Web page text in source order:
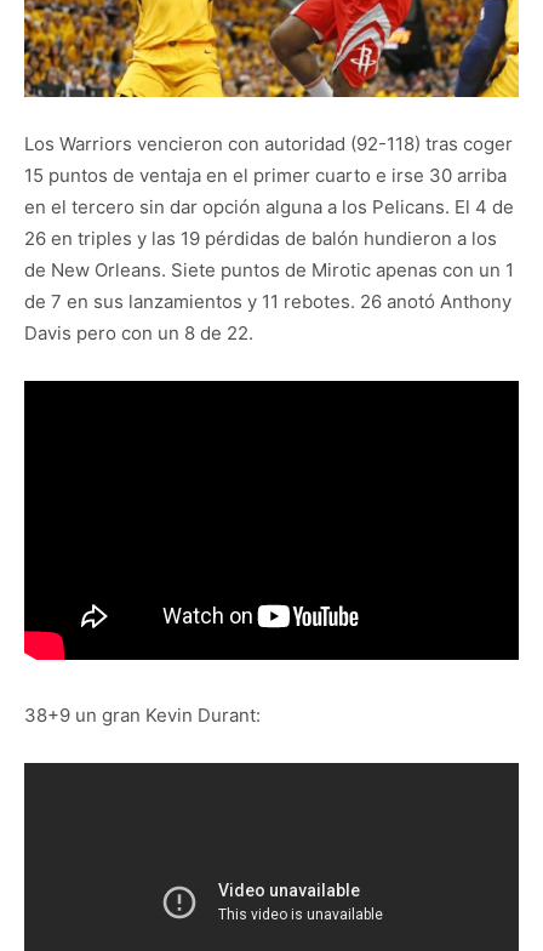
Los Warriors vencieron con autoridad (92-118) tras coger
15 puntos de ventaja en el primer cuarto e irse 30 arriba
en el tercero sin dar opción alguna a los Pelicans. El 4 de
26 en triples y las 19 pérdidas de balón hundieron a los
de New Orleans. Siete puntos de Mirotic apenas con un 1
de 7 en sus lanzamientos y 11 rebotes. 26 anotó Anthony
Davis pero con un 8 de 22.
38+9 un gran Kevin Durant: